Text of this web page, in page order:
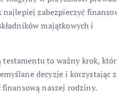
zabezpieczyć
majątkowych i
testamentu to ważny krok,
decyzje i korzystając z
finansową naszej rodziny.